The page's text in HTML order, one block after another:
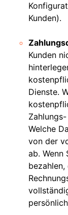
Kunden).
Kunden
Dienste.
Welche
von der
ab. Wenn